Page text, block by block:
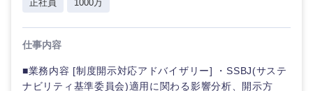
正社員
1000万
仕事内容
■業務内容 [制度開示対応アドバイザリー] ・SSBJ(サステ
ナビリティ基準委員会)適用に関わる影響分析、開示方